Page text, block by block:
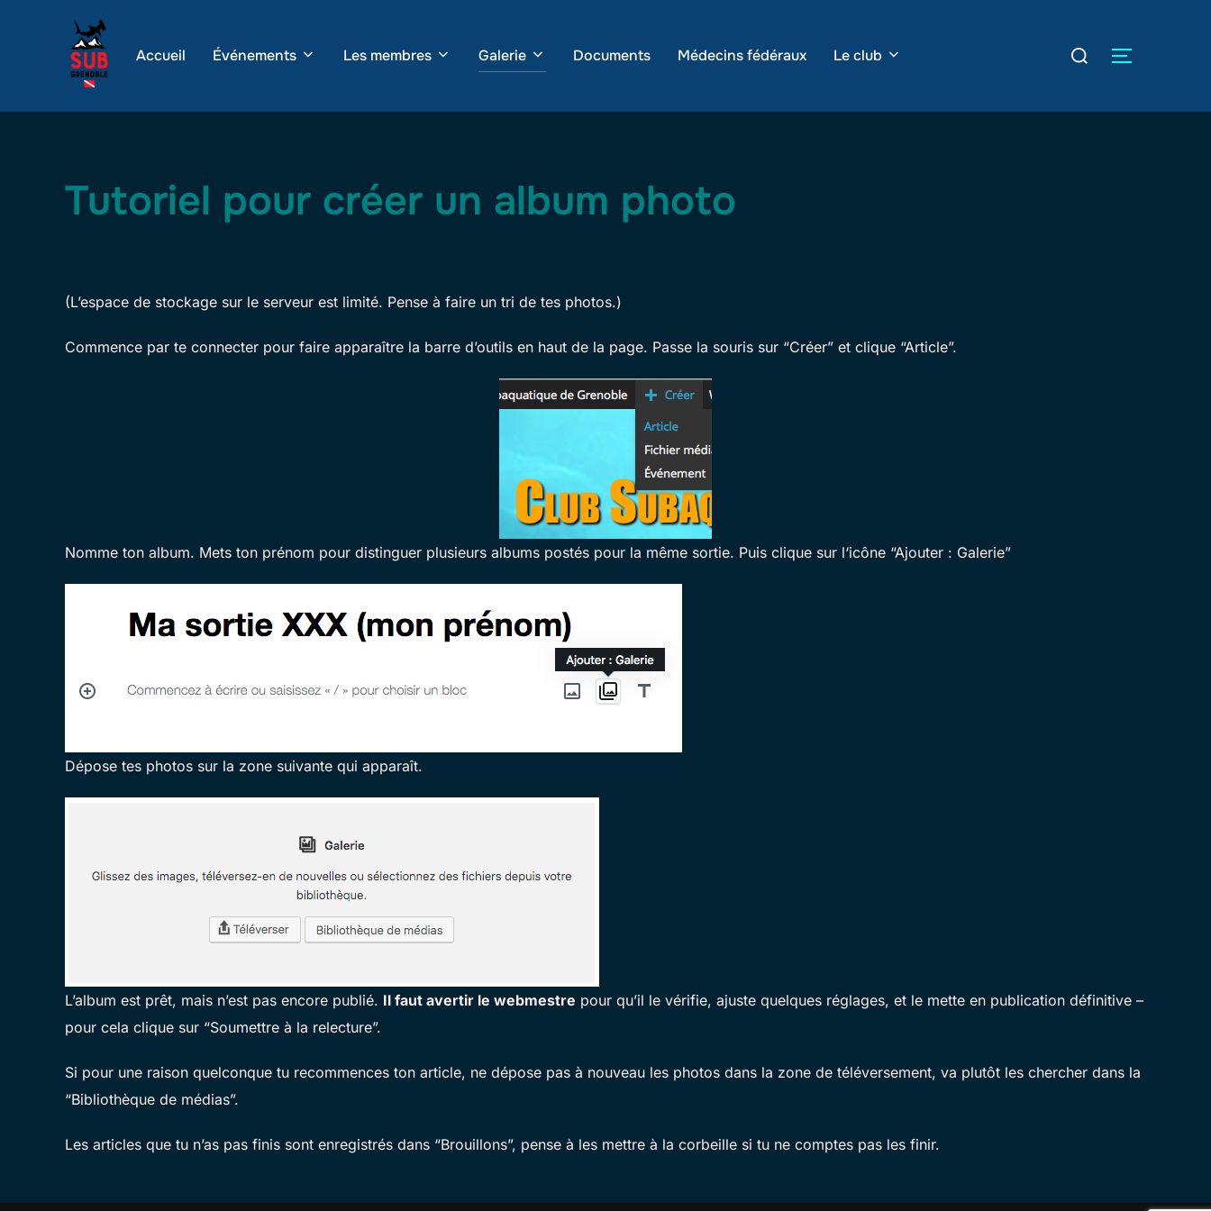
Accueil Événements Les membres Galerie Documents Médecins fédéraux Le club
Rechercher :
Tutoriel pour créer un album photo
(L’espace de stockage sur le serveur est limité. Pense à faire un tri de tes photos.)
Commence par te connecter pour faire apparaître la barre d’outils en haut de la page. Passe la souris sur “Créer” et clique “Article”.
Nomme ton album. Mets ton prénom pour distinguer plusieurs albums postés pour la même sortie. Puis clique sur l‘icône “Ajouter : Galerie”
Dépose tes photos sur la zone suivante qui apparaît.
L’album est prêt, mais n’est pas encore publié. Il faut avertir le webmestre pour qu’il le vérifie, ajuste quelques réglages, et le mette en publication définitive –
pour cela clique sur “Soumettre à la relecture”.
Si pour une raison quelconque tu recommences ton article, ne dépose pas à nouveau les photos dans la zone de téléversement, va plutôt les chercher dans la
“Bibliothèque de médias”.
Les articles que tu n’as pas finis sont enregistrés dans “Brouillons”, pense à les mettre à la corbeille si tu ne comptes pas les finir.